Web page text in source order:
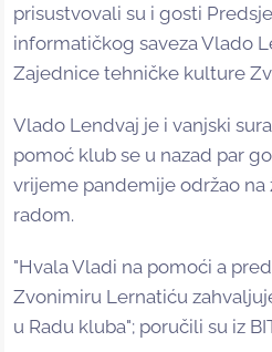
prisustvovali su i gosti
informatičkog saveza Vlado
Zajednice tehničke kulture
Vlado Lendvaj je i vanjski
pomoć klub se u nazad par
vrijeme pandemije održao na
radom.
"Hvala Vladi na pomoći a
Zvonimiru Lernatiću
u Radu kluba"; poručili su iz